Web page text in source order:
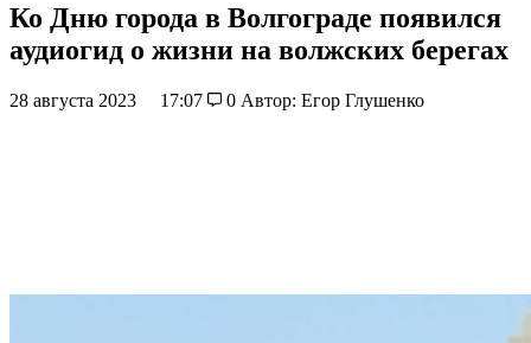
Ко Дню города в Волгограде появился
аудиогид о жизни на волжских берегах
28 августа 2023 17:07 0 Автор: Егор Глушенко